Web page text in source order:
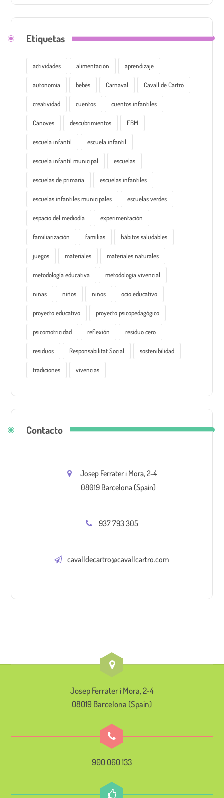
Etiquetas
actividades alimentación aprendizaje
autonomía bebés Carnaval Cavall de Cartró
creatividad cuentos cuentos infantiles
Cànoves descubrimientos EBM
escuela infantil escuela infantil
escuela infantil municipal escuelas
escuelas de primaria escuelas infantiles
escuelas infantiles municipales escuelas verdes
espacio del mediodía experimentación
familiarización familias hábitos saludables
juegos materiales materiales naturales
metodología educativa metodología vivencial
niñas niños niños ocio educativo
proyecto educativo proyecto psicopedagógico
psicomotricidad reflexión residuo cero
residuos Responsabilitat Social sostenibilidad
tradiciones vivencias
Contacto
Josep Ferrater i Mora, 2-4
08019 Barcelona (Spain)
937 793 305
cavalldecartro@cavallcartro.com
Josep Ferrater i Mora, 2-4
08019 Barcelona (Spain)
900 060 133